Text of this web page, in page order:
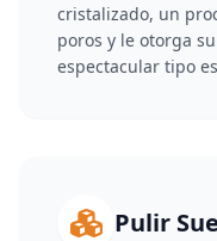
cristalizado, un
poros y le otorga
espectacular tipo
Pulir